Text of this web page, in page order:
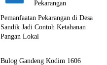
Pemanfaatan Pekarangan di Desa
Sandik Jadi Contoh Ketahanan
Pangan Lokal
Bali Nusra
Bulog Gandeng Kodim 1606